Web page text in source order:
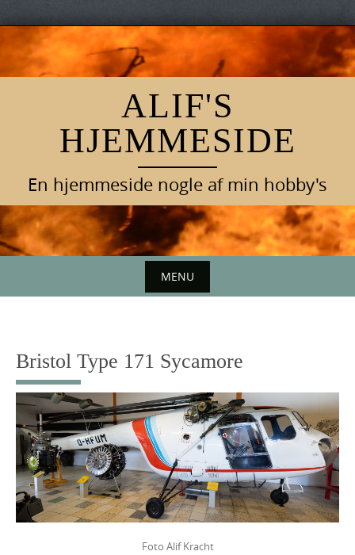
content
ALIF'S
HJEMMESIDE
En hjemmeside nogle af min hobby's
MENU
content
Bristol Type 171 Sycamore
Foto Alif Kracht